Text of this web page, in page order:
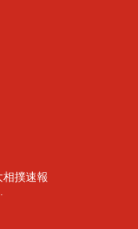
撲速報